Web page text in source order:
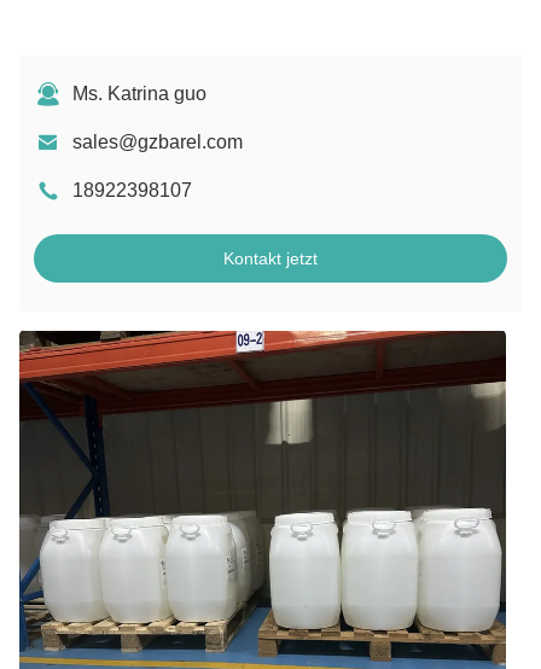
Ms. Katrina guo
sales@gzbarel.com
18922398107
Kontakt jetzt